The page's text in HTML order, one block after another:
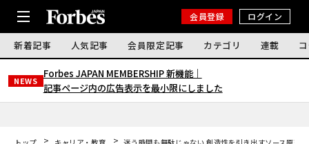
会員登録 ログイン
新着記事 人気記事 会員限定記事 カテゴリ 連載
NEWS
Forbes JAPAN MEMBERSHIP 新機能｜
記事ページ内の広告表示を最小限にしました